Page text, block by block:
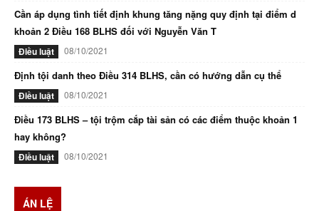
Cần áp dụng tình tiết định khung tăng nặng quy định tại điểm d
khoản 2 Điều 168 BLHS đối với Nguyễn Văn T
Điều luật 08/10/2021
Định tội danh theo Điều 314 BLHS, cần có hướng dẫn cụ thể
Điều luật 08/10/2021
Điều 173 BLHS – tội trộm cắp tài sản có các điểm thuộc khoản 1
hay không?
Điều luật 08/10/2021
ÁN LỆ